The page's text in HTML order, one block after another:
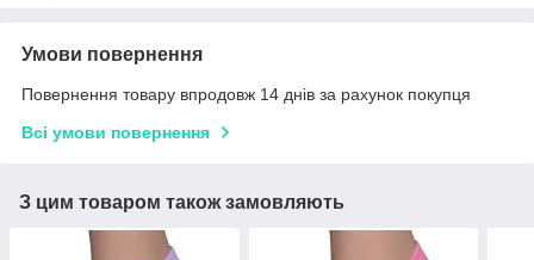
Умови повернення
Повернення товару впродовж 14 днів за рахунок покупця
Всі умови повернення
З цим товаром також замовляють